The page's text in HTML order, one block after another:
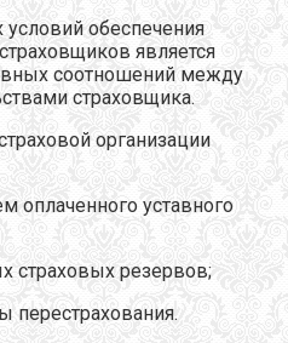
обеспечения
является
соотношений между
страховщика.
организации
оплаченного уставного
страховых резервов;
перестрахования.